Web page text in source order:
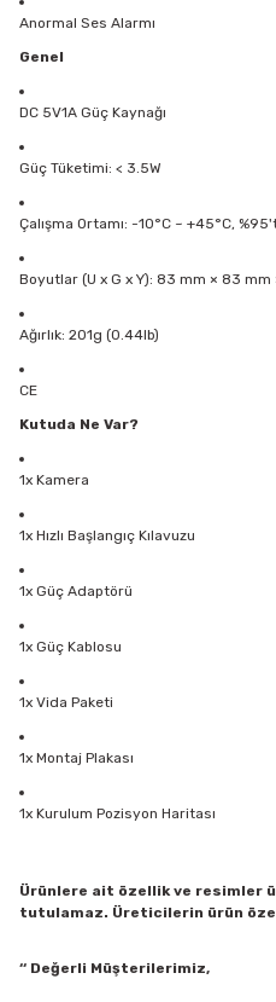
Anormal Ses Alarmı
Genel
DC 5V1A Güç Kaynağı
Güç Tüketimi: < 3.5W
Çalışma Ortamı: -10°C ~ +45°C,
Boyutlar (U x G x Y): 83 mm × 83 mm
Ağırlık: 201g (0.44lb)
CE
Kutuda Ne Var?
1x Kamera
1x Hızlı Başlangıç Kılavuzu
1x Güç Adaptörü
1x Güç Kablosu
1x Vida Paketi
1x Montaj Plakası
1x Kurulum Pozisyon Haritası
Ürünlere ait özellik ve resimler
tutulamaz. Üreticilerin ürün
‘‘ Değerli Müşterilerimiz,